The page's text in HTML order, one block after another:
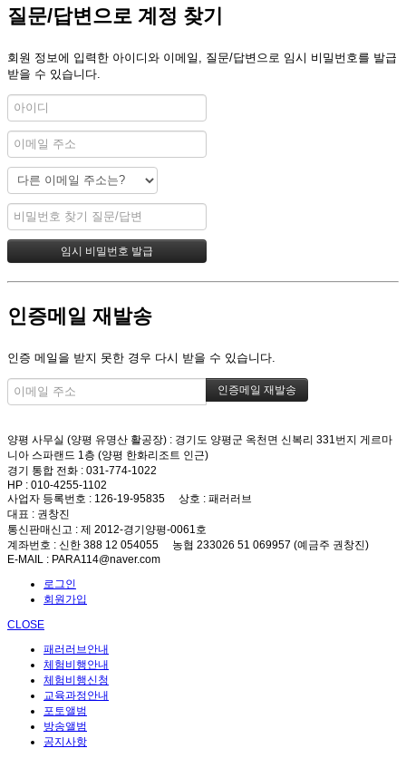
질문/답변으로 계정 찾기
회원 정보에 입력한 아이디와 이메일, 질문/답변으로 임시 비밀번호를 발급
받을 수 있습니다.
인증메일 재발송
인증 메일을 받지 못한 경우 다시 받을 수 있습니다.
양평 사무실 (양평 유명산 활공장) : 경기도 양평군 옥천면 신복리 331번지 게르마
니아 스파랜드 1층 (양평 한화리조트 인근)
경기 통합 전화 : 031-774-1022
HP : 010-4255-1102
사업자 등록번호 : 126-19-95835 상호 : 패러러브
대표 : 권창진
통신판매신고 : 제 2012-경기양평-0061호
계좌번호 : 신한 388 12 054055 농협 233026 51 069957 (예금주 권창진)
E-MAIL : PARA114@naver.com
로그인
회원가입
CLOSE
패러러브안내
체험비행안내
체험비행신청
교육과정안내
포토앨범
방송앨범
공지사항